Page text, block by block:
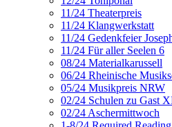
11/24 Theaterpreis
11/24 Klangwerkstatt
11/24 Gedenkfeier
11/24 Für aller Seelen 6
08/24 Materialkarussell
06/24 Rheinische
05/24 Musikpreis NRW
02/24 Schulen zu Gast
02/24 Aschermittwoch